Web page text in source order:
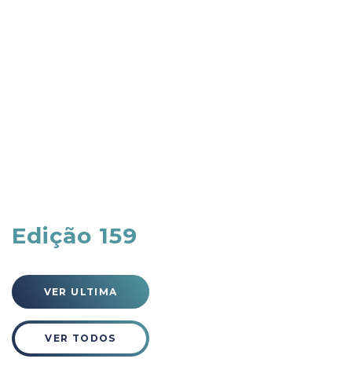
Edição 159
VER ULTIMA
VER TODOS